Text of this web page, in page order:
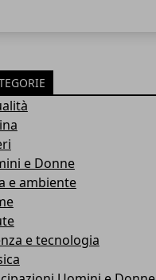
e Donne
e ambiente
e tecnologia